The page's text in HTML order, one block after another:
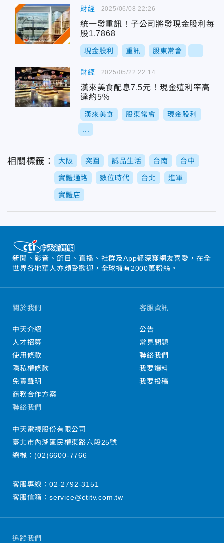
財經
統一發重訊！子公司將發現金股利每
股1.7868
現金股利 重訊 股東常會
2025/06/08 22:26
財經
漢來美食配息7.5元！現金殖利率高
達約5％
漢來美食 股東常會 現金股利
2025/05/22 22:14
相關標籤： 大阪 突圍 誠品生活 台南 台中
實體通路 數位時代 台北 進軍
實體店
新聞、影音、節目、直播、社群及App都深獲網友喜愛，在全
世界各地華人亦頗受歡迎，全球擁有2000萬粉絲。
追蹤我們
關於我們
中天介紹
人才招募
使用條款
隱私權條款
免責聲明
商務合作方案
客服資訊
公告
常見問題
聯絡我們
我要爆料
我要投稿
聯絡我們
中天電視股份有限公司
臺北市內湖區民權東路六段25號
總機：(02)6600-7766
客服專線： 02-2792-3151
客服信箱： service@ctitv.com.tw